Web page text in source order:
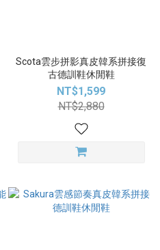
Scota雲步拼影真皮韓系拼接復
古德訓鞋休閒鞋
NT$1,599
NT$2,880